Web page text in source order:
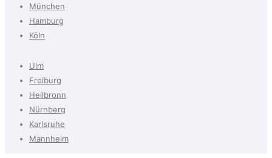
München
Hamburg
Köln
Ulm
Freiburg
Heilbronn
Nürnberg
Karlsruhe
Mannheim